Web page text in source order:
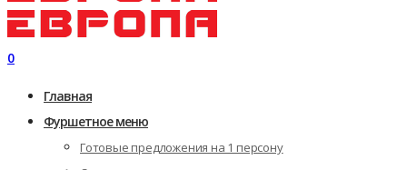
0
Главная
Фуршетное меню
Готовые предложения на 1 персону